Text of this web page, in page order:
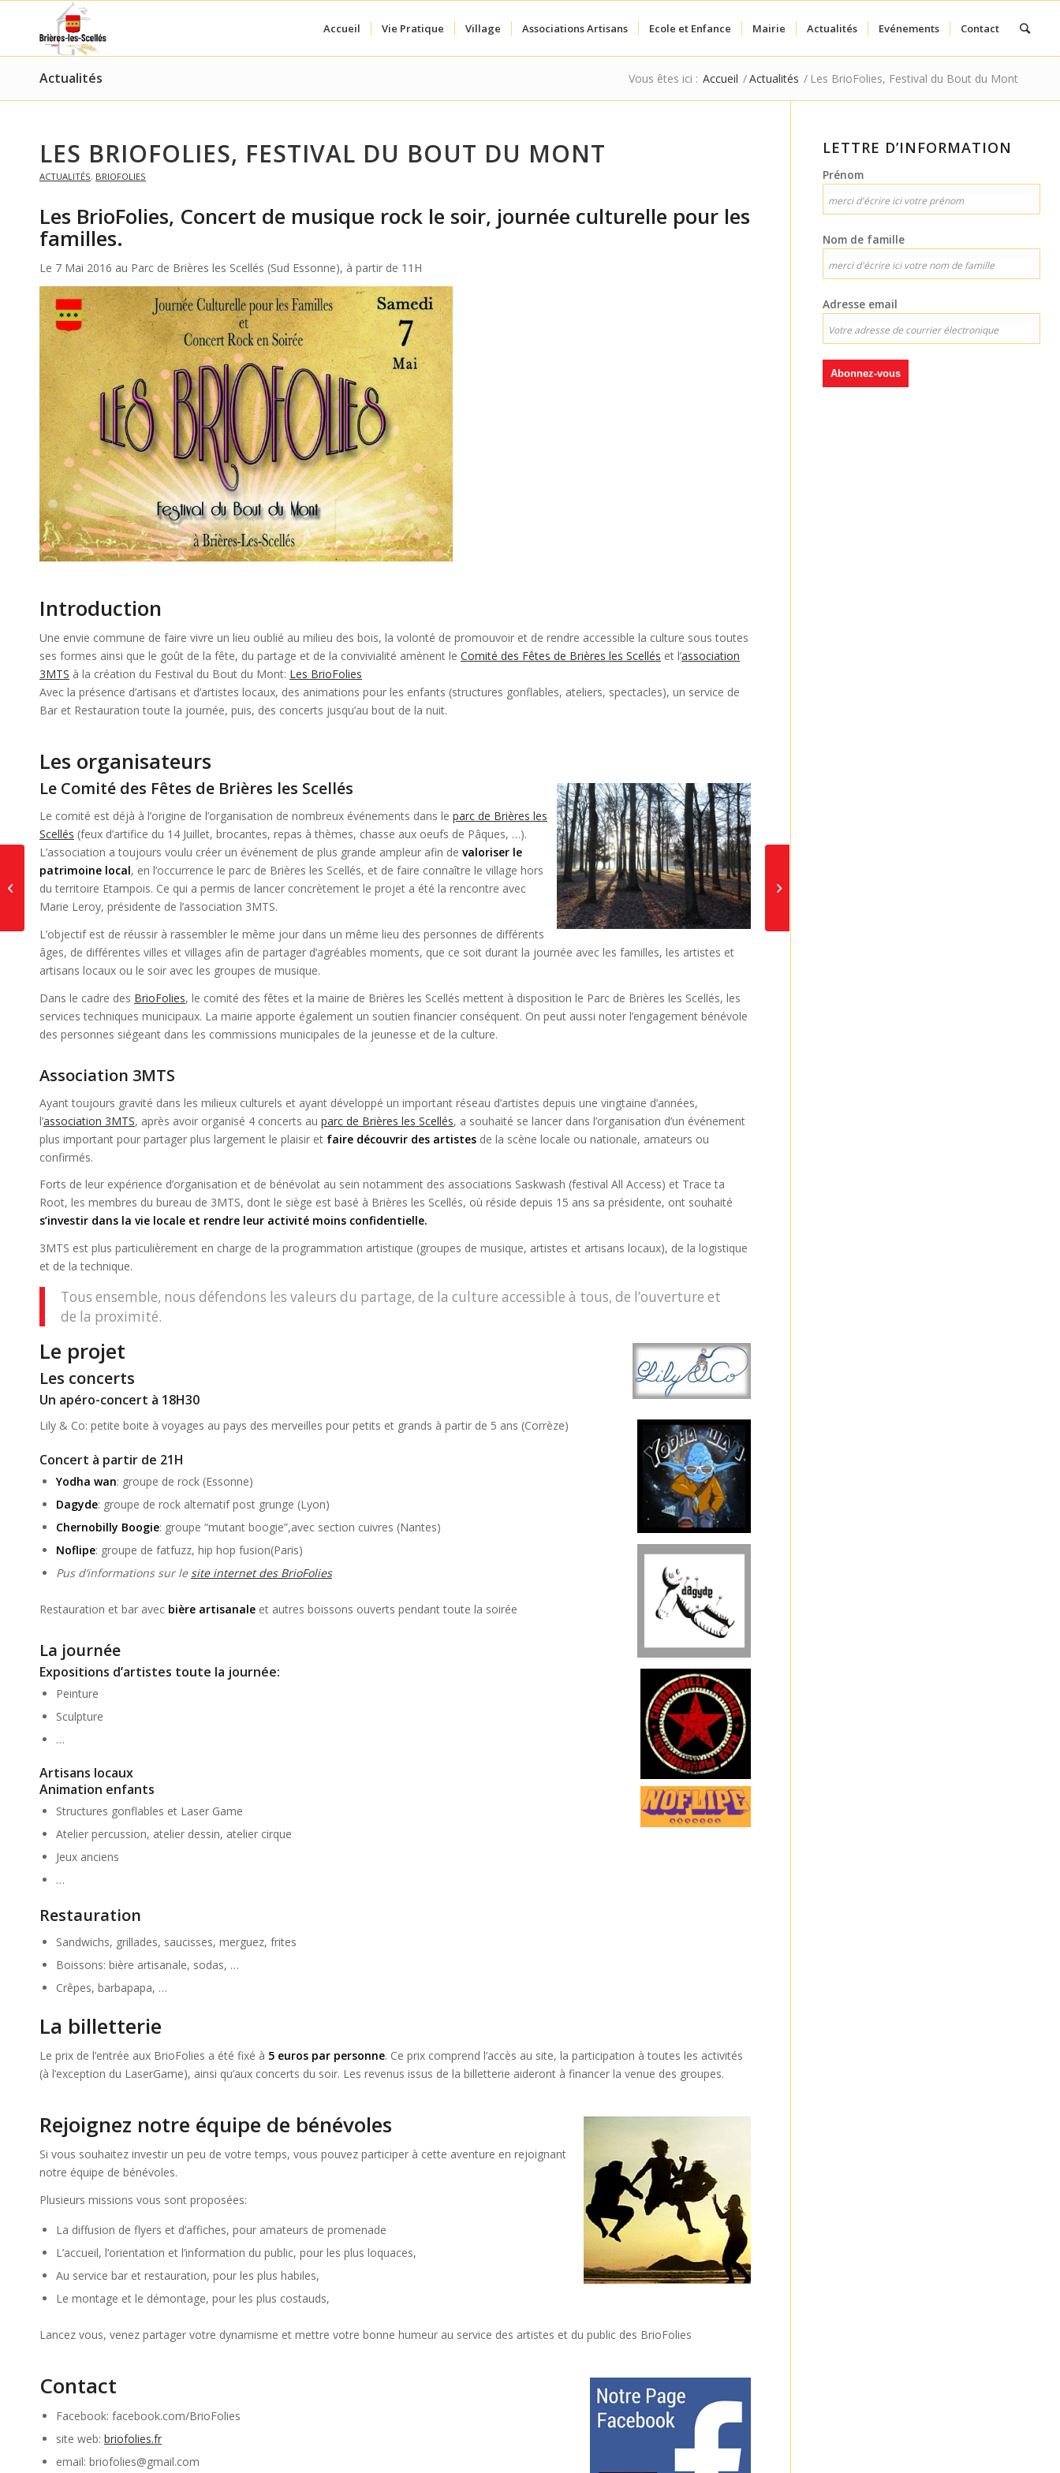
Accueil Vie Pratique Village Associations Artisans Ecole et Enfance Mairie Actualités Evénements Contact
Actualités Vous êtes ici : Accueil /Actualités / Les BrioFolies, Festival du Bout du Mont
LES BRIOFOLIES, FESTIVAL DU BOUT DU MONT
ACTUALITÉS, BRIOFOLIES
Les BrioFolies, Concert de musique rock le soir, journée culturelle pour les
familles.
Le 7 Mai 2016 au Parc de Brières les Scellés (Sud Essonne), à partir de 11H
Introduction
Une envie commune de faire vivre un lieu oublié au milieu des bois, la volonté de promouvoir et de rendre accessible la culture sous toutes
ses formes ainsi que le goût de la fête, du partage et de la convivialité amènent le Comité des Fêtes de Brières les Scellés et l’association
3MTS à la création du Festival du Bout du Mont: Les ‪‎BrioFolies
Avec la présence d’artisans et d’artistes locaux, des animations pour les enfants (structures gonflables, ateliers, spectacles), un service de
Bar et Restauration toute la journée, puis, des concerts jusqu’au bout de la nuit.
Les organisateurs
Le Comité des Fêtes de Brières les Scellés
Le comité est déjà à l’origine de l’organisation de nombreux événements dans le parc de Brières les
Scellés (feux d’artifice du 14 Juillet, brocantes, repas à thèmes, chasse aux oeufs de Pâques, …).
L’association a toujours voulu créer un événement de plus grande ampleur afin de valoriser le
patrimoine local, en l’occurrence le parc de Brières les Scellés, et de faire connaître le village hors
du territoire Etampois. Ce qui a permis de lancer concrètement le projet a été la rencontre avec
Marie Leroy, présidente de l’association 3MTS.
L’objectif est de réussir à rassembler le même jour dans un même lieu des personnes de différents
âges, de différentes villes et villages afin de partager d’agréables moments, que ce soit durant la journée avec les familles, les artistes et
artisans locaux ou le soir avec les groupes de musique.
Dans le cadre des BrioFolies, le comité des fêtes et la mairie de Brières les Scellés mettent à disposition le Parc de Brières les Scellés, les
services techniques municipaux. La mairie apporte également un soutien financier conséquent. On peut aussi noter l’engagement bénévole
des personnes siégeant dans les commissions municipales de la jeunesse et de la culture.
Association 3MTS
Ayant toujours gravité dans les milieux culturels et ayant développé un important réseau d’artistes depuis une vingtaine d’années,
l’association 3MTS, après avoir organisé 4 concerts au parc de Brières les Scellés, a souhaité se lancer dans l’organisation d’un événement
plus important pour partager plus largement le plaisir et faire découvrir des artistes de la scène locale ou nationale, amateurs ou
confirmés.
Forts de leur expérience d’organisation et de bénévolat au sein notamment des associations Saskwash (festival All Access) et Trace ta
Root, les membres du bureau de 3MTS, dont le siège est basé à Brières les Scellés, où réside depuis 15 ans sa présidente, ont souhaité
s’investir dans la vie locale et rendre leur activité moins confidentielle.
3MTS est plus particulièrement en charge de la programmation artistique (groupes de musique, artistes et artisans locaux), de la logistique
et de la technique.
Tous ensemble, nous défendons les valeurs du partage, de la culture accessible à tous, de l’ouverture et
de la proximité.
Le projet
Les concerts
Un apéro-concert à 18H30
Lily & Co: petite boite à voyages au pays des merveilles pour petits et grands à partir de 5 ans (Corrèze)
Concert à partir de 21H
Yodha wan: groupe de rock (Essonne)
Dagyde: groupe de rock alternatif post grunge (Lyon)
Chernobilly Boogie: groupe “mutant boogie”,avec section cuivres (Nantes)
Noflipe: groupe de fatfuzz, hip hop fusion(Paris)
Pus d’informations sur le site internet des BrioFolies
Restauration et bar avec bière artisanale et autres boissons ouverts pendant toute la soirée
La journée
Expositions d’artistes toute la journée:
Peinture
Sculpture
…
Artisans locaux
Animation enfants
Structures gonflables et Laser Game
Atelier percussion, atelier dessin, atelier cirque
Jeux anciens
…
Restauration
Sandwichs, grillades, saucisses, merguez, frites
Boissons: bière artisanale, sodas, …
Crêpes, barbapapa, …
La billetterie
Le prix de l’entrée aux BrioFolies a été fixé à 5 euros par personne. Ce prix comprend l’accès au site, la participation à toutes les activités
(à l’exception du LaserGame), ainsi qu’aux concerts du soir. Les revenus issus de la billetterie aideront à financer la venue des groupes.
Rejoignez notre équipe de bénévoles
Si vous souhaitez investir un peu de votre temps, vous pouvez participer à cette aventure en rejoignant
notre équipe de bénévoles.
Plusieurs missions vous sont proposées:
La diffusion de flyers et d’affiches, pour amateurs de promenade
L’accueil, l’orientation et l’information du public, pour les plus loquaces,
Au service bar et restauration, pour les plus habiles,
Le montage et le démontage, pour les plus costauds,
Lancez vous, venez partager votre dynamisme et mettre votre bonne humeur au service des artistes et du public des BrioFolies
Contact
Facebook: facebook.com/BrioFolies
site web: briofolies.fr
email: briofolies@gmail.com
LETTRE D’INFORMATION
Prénom
Nom de famille
Adresse email
Travaux à Brières les
Scellés: bientôt la fin
du changement des
plaques...